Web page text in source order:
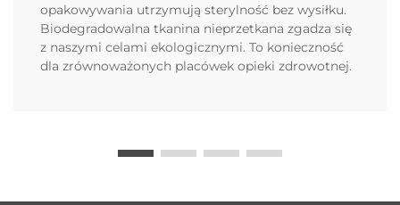
opakowywania utrzymują sterylność bez wysiłku.
Biodegradowalna tkanina nieprzetkana zgadza się
z naszymi celami ekologicznymi. To konieczność
dla zrównoważonych placówek opieki zdrowotnej.